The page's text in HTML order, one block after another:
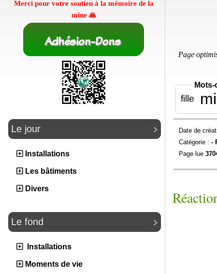
Merci pour votre soutien à la mémoire de la
mine 🙏
Le jour
Installations
Les bâtiments
Divers
Le fond
Installations
Moments de vie
Page
fille
Date de
Catégorie : -
Page lue